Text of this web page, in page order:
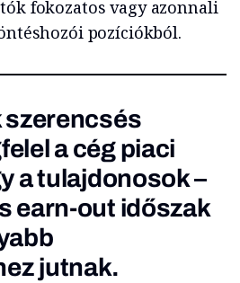
fokozatos vagy azonnali
pozíciókból.
szerencsés
a cég piaci
a tulajdonosok –
earn-out időszak
jutnak.